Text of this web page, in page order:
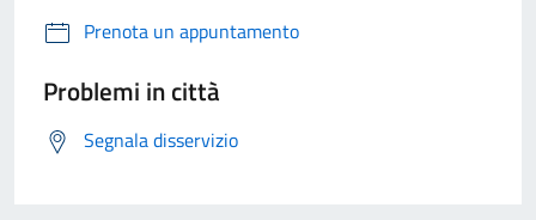
Prenota un appuntamento
Problemi in città
Segnala disservizio